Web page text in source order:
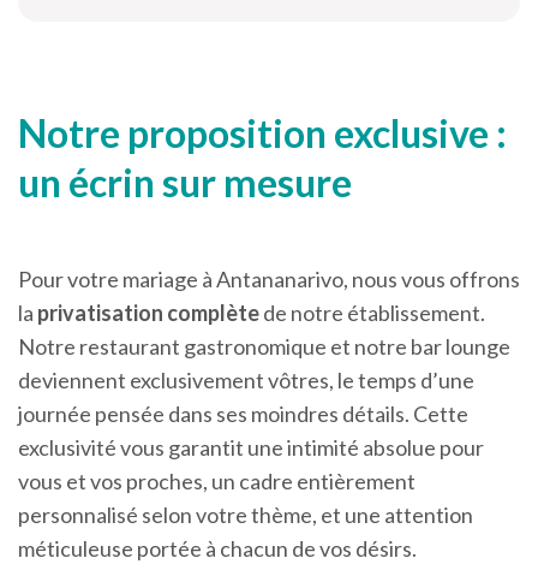
Notre proposition exclusive :
un écrin sur mesure
Pour votre mariage à Antananarivo, nous vous offrons
la privatisation complètede notre établissement.
Notre restaurant gastronomique et notre bar lounge
deviennent exclusivement vôtres, le temps d’une
journée pensée dans ses moindres détails. Cette
exclusivité vous garantit une intimité absolue pour
vous et vos proches, un cadre entièrement
personnalisé selon votre thème, et une attention
méticuleuse portée à chacun de vos désirs.